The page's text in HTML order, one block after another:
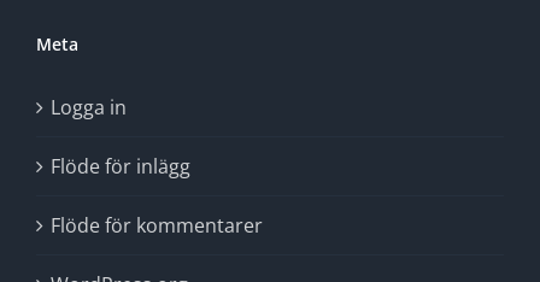
Meta
Logga in
Flöde för inlägg
Flöde för kommentarer